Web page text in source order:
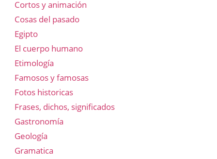
Cortos y animación
Cosas del pasado
Egipto
El cuerpo humano
Etimología
Famosos y famosas
Fotos historicas
Frases, dichos, significados
Gastronomía
Geología
Gramatica